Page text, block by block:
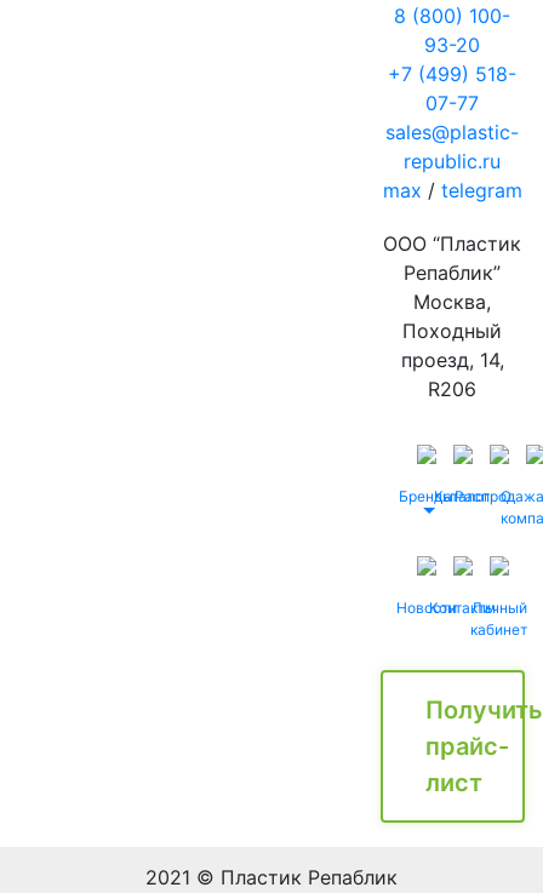
8 (800) 100-
93-20
+7 (499) 518-
07-77
sales@plastic-
republic.ru
max / telegram
ООО “Пластик
Репаблик”
Москва,
Походный
проезд, 14,
R206
БрендыКаталог
Распродажа
О
НовостиКонтактыЛичный
кабинет
Получить
прайс-
лист
2021 © Пластик Репаблик